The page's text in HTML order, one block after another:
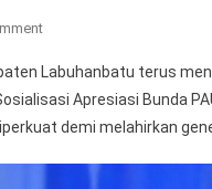
On
Wajib
Belajar
13
Labuhanbatu terus
Apresiasi Bunda
demi melahirkan